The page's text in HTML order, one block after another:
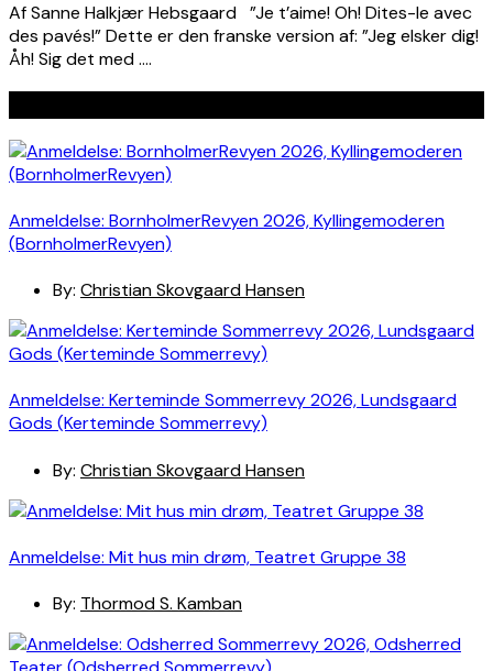
Af Sanne Halkjær Hebsgaard ”Je t’aime! Oh! Dites-le avec
des pavés!” Dette er den franske version af: ”Jeg elsker dig!
Åh! Sig det med ….
Anmeldelse: BornholmerRevyen 2026, Kyllingemoderen
(BornholmerRevyen)
By: Christian Skovgaard Hansen
Anmeldelse: Kerteminde Sommerrevy 2026, Lundsgaard
Gods (Kerteminde Sommerrevy)
By: Christian Skovgaard Hansen
Anmeldelse: Mit hus min drøm, Teatret Gruppe 38
By: Thormod S. Kamban